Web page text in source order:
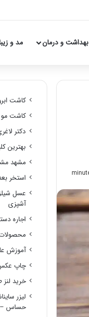
بهداشت و درمان مد و
کاشت
کاشت مو
دکتر
بهترین
مشهد
استخر
عسل
آشپزی
اجاره
آموزش
چاپ
خرید
لیزر
حساس –